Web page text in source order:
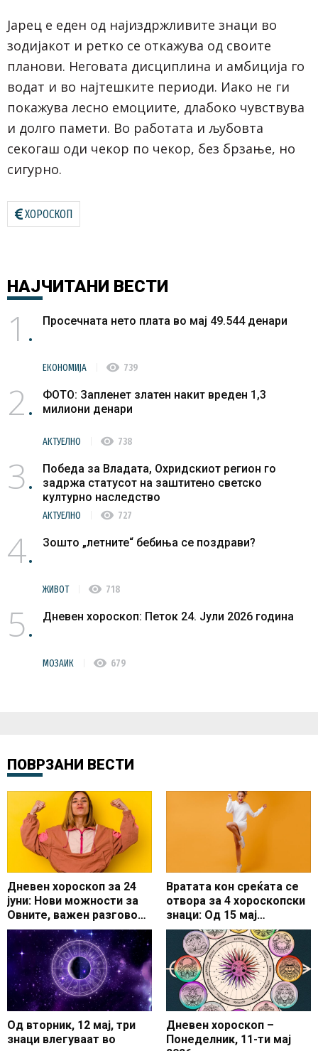
Јарец е еден од најиздржливите знаци во
зодијакот и ретко се откажува од своите
планови. Неговата дисциплина и амбиција го
водат и во најтешките периоди. Иако не ги
покажува лесно емоциите, длабоко чувствува
и долго памети. Во работата и љубовта
секогаш оди чекор по чекор, без брзање, но
сигурно.
ХОРОСКОП
НАЈЧИТАНИ ВЕСТИ
1 Просечната нето плата во мај 49.544 денари
ЕКОНОМИЈА visibility 739
2
ФОТО: Запленет златен накит вреден 1,3
милиони денари
АКТУЕЛНО visibility 738
3
Победа за Владата, Охридскиот регион го
задржа статусот на заштитено светско
културно наследство
АКТУЕЛНО visibility 727
4 Зошто „летните“ бебиња се поздрави?
ЖИВОТ visibility 718
5 Дневен хороскоп: Петок 24. Јули 2026 година
МОЗАИК visibility 679
ПОВРЗАНИ ВЕСТИ
Дневен хороскоп за 24
јуни: Нови можности за
Овните, важен разговор
за Вагите
Вратата кон среќата се
отвора за 4 хороскопски
знаци: Од 15 мај
влегуваат во одличен
период на нови
можности и позитивни
промени
Од вторник, 12 мај, три
знаци влегуваат во
Дневен хороскоп –
Понеделник, 11-ти мај